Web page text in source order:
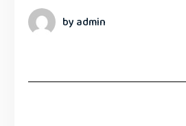
by admin